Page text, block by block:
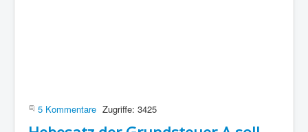
5 Kommentare Zugriffe: 3425